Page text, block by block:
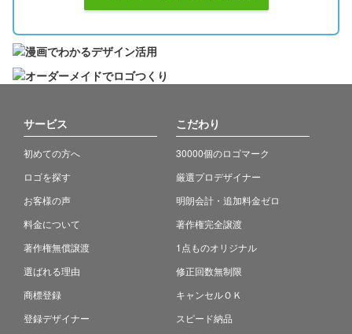
サービス
初めての方へ
ロゴを探す
お客様の声
料金について
著作権無償譲渡
選ばれる理由
商標登録
登録デザイナー
こだわり
30000個のロゴマーク
厳選プロデザイナー
明朗会計・追加料金ゼロ
著作権完全譲渡
1点ものオリジナル
修正回数無制限
キャンセルＯＫ
スピード納品